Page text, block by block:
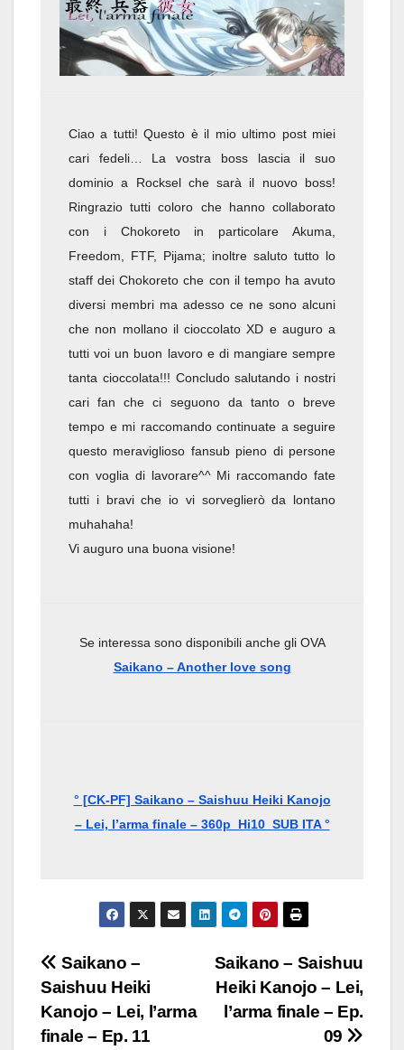
Ciao a tutti! Questo è il mio ultimo post miei
cari fedeli… La vostra boss lascia il suo
dominio a Rocksel che sarà il nuovo boss!
Ringrazio tutti coloro che hanno collaborato
con i Chokoreto in particolare Akuma,
Freedom, FTF, Pijama; inoltre saluto tutto lo
staff dei Chokoreto che con il tempo ha avuto
diversi membri ma adesso ce ne sono alcuni
che non mollano il cioccolato XD e auguro a
tutti voi un buon lavoro e di mangiare sempre
tanta cioccolata!!! Concludo salutando i nostri
cari fan che ci seguono da tanto o breve
tempo e mi raccomando continuate a seguire
questo meraviglioso fansub pieno di persone
con voglia di lavorare^^ Mi raccomando fate
tutti i bravi che io vi sorveglierò da lontano
muhahaha!
Vi auguro una buona visione!
Se interessa sono disponibili anche gli OVA
Saikano – Another love song
° [CK-PF] Saikano – Saishuu Heiki Kanojo
– Lei, l’arma finale – 360p_Hi10_SUB ITA °
Navigazione
articoli
Saikano – Saishuu
Heiki Kanojo – Lei,
l’arma finale – Ep.
09
Saikano –
Saishuu Heiki
Kanojo – Lei, l’arma
finale – Ep. 11